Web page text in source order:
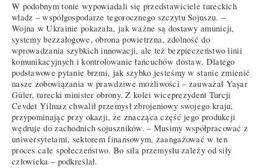
W podobnym tonie wypowiadali się przedstawiciele tureckich
władz – współgospodarze tegorocznego szczytu Sojuszu. –
Wojna w Ukrainie pokazała, jak ważne są dostawy amunicji,
systemy bezzałogowe, obrona powietrzna, zdolność do
wprowadzania szybkich innowacji, ale też bezpieczeństwo linii
komunikacyjnych i kontrolowanie łańcuchów dostaw. Dlatego
podstawowe pytanie brzmi, jak szybko jesteśmy w stanie zmienić
nasze zobowiązania w prawdziwe możliwości – zauważał Yaşar
Güler, turecki minister obrony. Z kolei wiceprezydent Turcji
Cevdet Yilmaz chwalił przemysł zbrojeniowy swojego kraju,
przypominając przy okazji, że znacząca część jego produkcji
wędruje do zachodnich sojuszników. – Musimy współpracować z
uniwersytetami, sektorem finansowym, zaangażować w ten
proces całe społeczeństwo. Bo siła przemysłu zależy od siły
człowieka – podkreślał.